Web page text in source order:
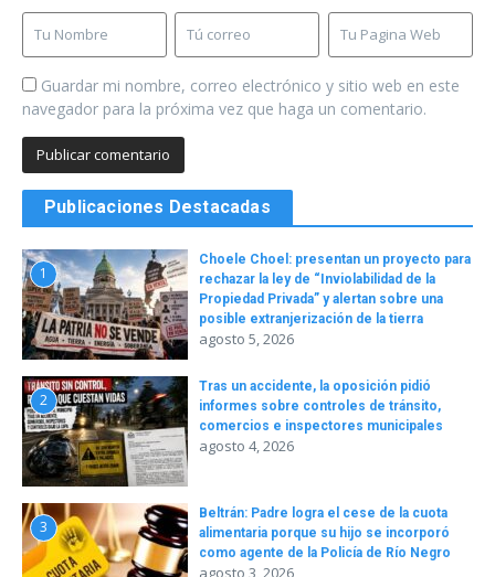
Guardar mi nombre, correo electrónico y sitio web en este
navegador para la próxima vez que haga un comentario.
Publicaciones Destacadas
1
Choele Choel: presentan un proyecto para
rechazar la ley de “Inviolabilidad de la
Propiedad Privada” y alertan sobre una
posible extranjerización de la tierra
agosto 5, 2026
2
Tras un accidente, la oposición pidió
informes sobre controles de tránsito,
comercios e inspectores municipales
agosto 4, 2026
3
Beltrán: Padre logra el cese de la cuota
alimentaria porque su hijo se incorporó
como agente de la Policía de Río Negro
agosto 3, 2026